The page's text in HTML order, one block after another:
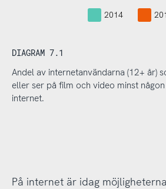
2014
DIAGRAM 7.1
Andel av internetanvändarna (12+ år)
eller ser på film och video minst
internet.
På internet är idag